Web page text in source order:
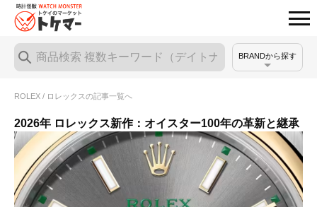
BRANDから探す
ROLEX / ロレックスの記事一覧へ
2026年 ロレックス新作：オイスター100年の革新と継承